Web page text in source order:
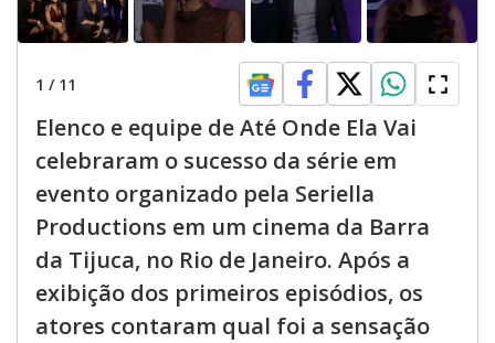
1 / 11
Elenco e equipe de Até Onde Ela Vai
celebraram o sucesso da série em
evento organizado pela Seriella
Productions em um cinema da Barra
da Tijuca, no Rio de Janeiro. Após a
exibição dos primeiros episódios, os
atores contaram qual foi a sensação